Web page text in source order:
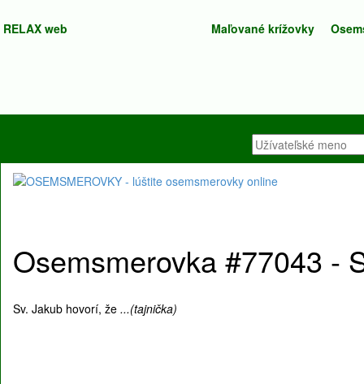
RELAX web Maľované krížovky
Osemsmerovka #77043 -
Sv. Jakub hovorí, že ...(tajnička)